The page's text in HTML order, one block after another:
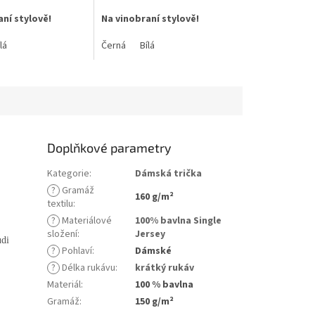
stylově!
Jersey, 100 %
Na vinobraní stylově!
Materiál: Single Jersey, 100 %
Černá Bílá
Doplňkové parametry
Kategorie:
Dámská trička
? Gramáž
textilu:
160 g/m²
? Materiálové
složení:
100% bavlna Single
Jersey
? Pohlaví:
Dámské
? Délka rukávu:
krátký rukáv
Materiál:
100 % bavlna
Gramáž: 150 g/m²